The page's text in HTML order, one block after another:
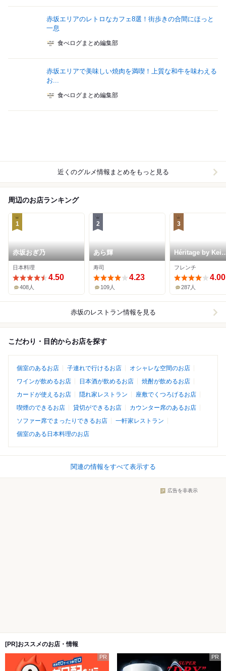
赤坂エリアのレトロなカフェ8選！街歩きの合間にほっと
一息
食べログまとめ編集部
赤坂エリアで美味しい焼肉を満喫！上質な和牛を味わえる
お...
食べログまとめ編集部
近くのグルメ情報まとめをもっと見る
周辺のお店ランキング
1
赤坂おぎ乃
日本料理
4.50
408人
2
あら輝
寿司
4.23
109人
3
Héritage by Kei
Kobayashi
フレンチ
4.00
287人
赤坂のレストラン情報を見る
こだわり・目的からお店を探す
個室のあるお店 子連れで行けるお店
オシャレな空間のお店
ワインが飲めるお店
日本酒が飲めるお店
焼酎が飲めるお店
カードが使えるお店
隠れ家レストラン
座敷でくつろげるお店
喫煙のできるお店
貸切ができるお店
カウンター席のあるお店
ソファー席でまったりできるお店
一軒家レストラン
個室のある日本料理のお店
関連の情報をすべて表示する
広告を非表示
[PR]おススメのお店・情報
PR PR